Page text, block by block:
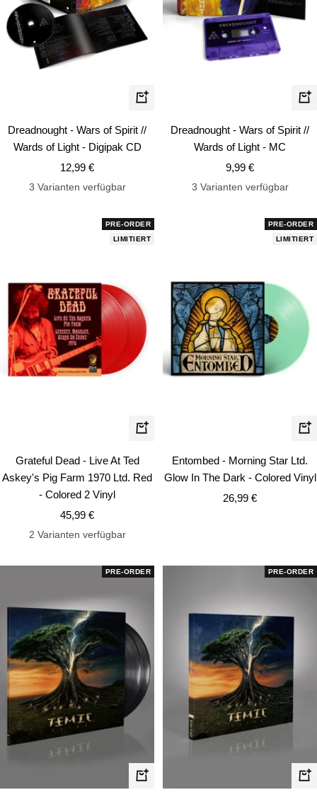
In
Dreadnought - Wars of Spirit //
Wards of Light - Digipak CD
Angebotspreis
12,99 €
3 Varianten verfügbar
In
Dreadnought - Wars of Spirit //
Wards of Light - MC
Angebotspreis
9,99 €
3 Varianten verfügbar
PRE-ORDER
LIMITIERT
In
Warenkorb
Grateful Dead - Live At Ted
Askey's Pig Farm 1970 Ltd. Red
- Colored 2 Vinyl
Angebotspreis
45,99 €
2 Varianten verfügbar
PRE-ORDER
LIMITIERT
In
Entombed - Morning Star Ltd.
Glow In The Dark - Colored Vinyl
Angebotspreis
26,99 €
PRE-ORDER
In
PRE-ORDER
In